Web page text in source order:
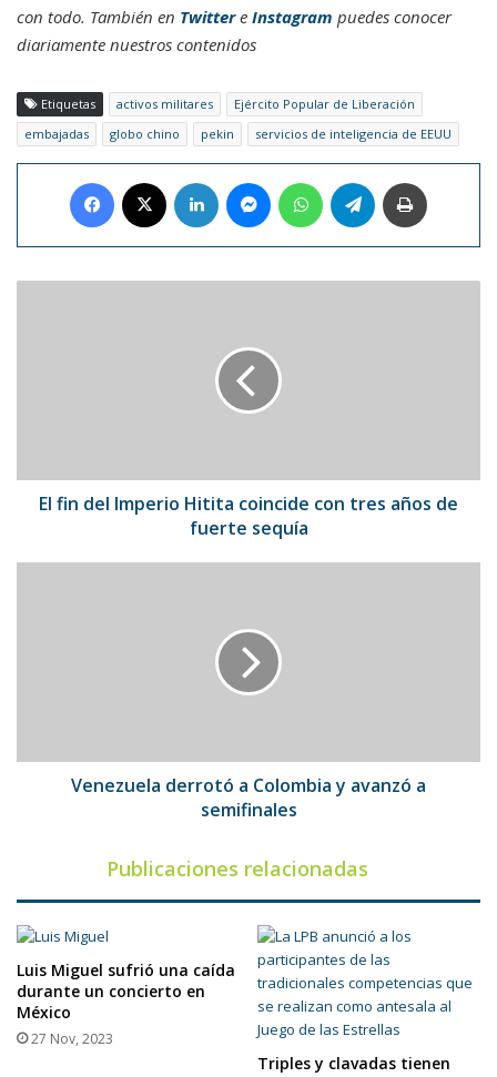
con todo. También en Twittere Instagram puedes conocer
diariamente nuestros contenidos
Etiquetas activos militares
Ejército Popular de Liberación
embajadas
globo chino pekin servicios de inteligencia de EEUU
Facebook LinkedIn MessengerWhatsAppTelegram
años
El fin del Imperio Hitita coincide con tres años de
fuerte sequía
Venezuela derrotó a Colombia y avanzó a
semifinales
Publicaciones relacionadas
Luis Miguel sufrió una caída
durante un concierto en
México
27 Nov, 2023
Triples y clavadas tienen